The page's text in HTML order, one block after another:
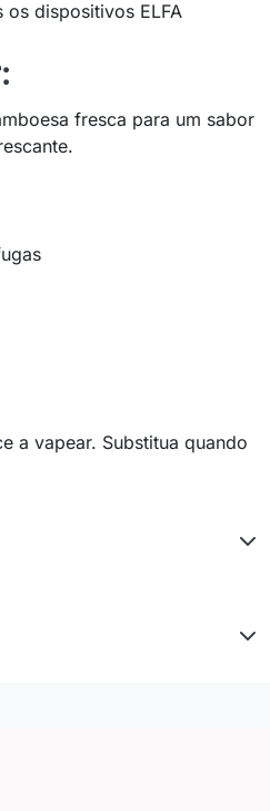
os dispositivos ELFA
fresca para um sabor
a vapear. Substitua quando